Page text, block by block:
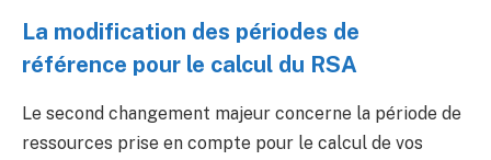
La modification des périodes de
référence pour le calcul du RSA
Le second changement majeur concerne la période de
ressources prise en compte pour le calcul de vos